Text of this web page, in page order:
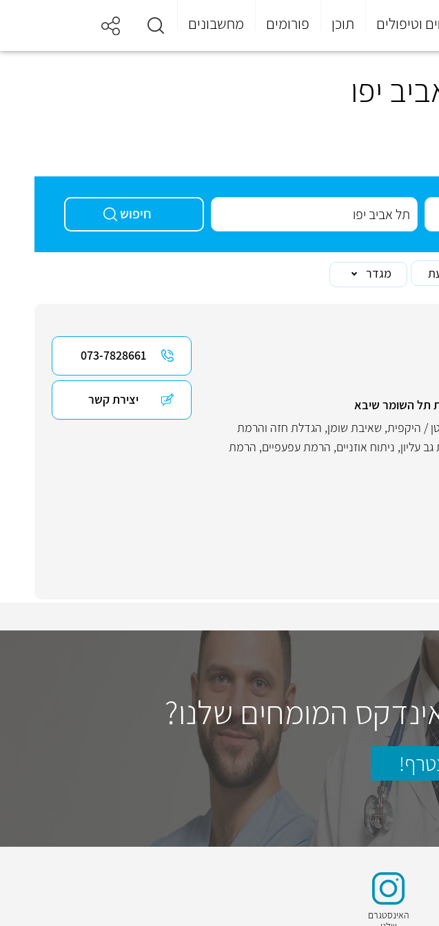
וטיפולים תוכן פורומים מחשבונים
יפו
חיפוש
מגדר
תל השומר שיבא
/ היקפית, שאיבת שומן, הגדלת חזה והרמת
עליון, ניתוח אוזניים, הרמת עפעפיים, הרמת
073-7828661
יצירת קשר
המומחים שלנו?
האינסטגרם